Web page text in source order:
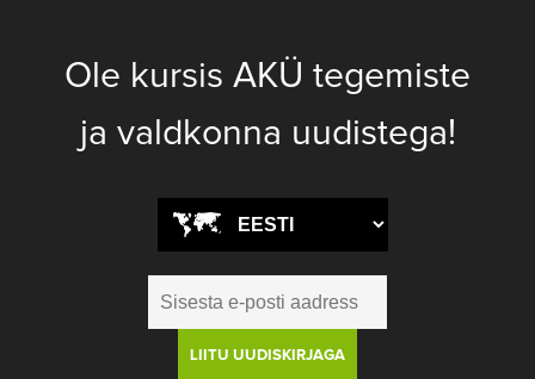
Ole kursis AKÜ tegemiste
ja valdkonna uudistega!